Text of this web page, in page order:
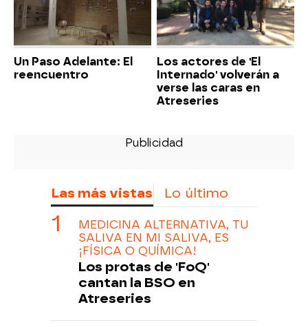
Un Paso Adelante: El
reencuentro
Los actores de 'El
Internado' volverán a
verse las caras en
Atreseries
Las más vistas Lo último
MEDICINA ALTERNATIVA, TU
SALIVA EN MI SALIVA, ES
¡FÍSICA O QUÍMICA!
Los protas de 'FoQ'
cantan la BSO en
Atreseries